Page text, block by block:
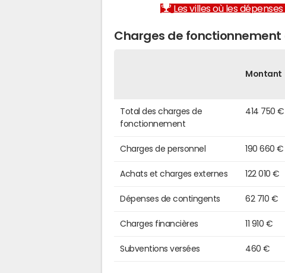
Les villes où les
Charges de fonctionnement
Montant
Total des charges de
fonctionnement
414 750 €
Charges de personnel 190 660 €
Achats et charges externes 122 010 €
Dépenses de contingents 62 710 €
Charges financières 11 910 €
Subventions versées 460 €